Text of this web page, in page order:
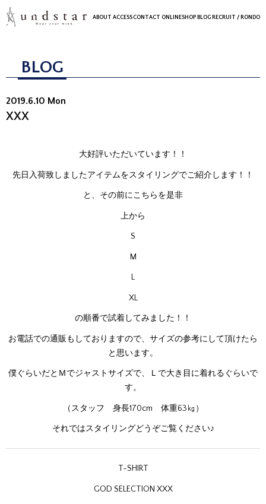
ABOUT ACCESSCONTACT ONLINESHOP BLOG RECRUIT / RONDO
BLOG
2019.6.10 Mon
XXX
大好評いただいています！！
先日入荷致しましたアイテムをスタイリングでご紹介します！！
と、その前にこちらを是非
上から
S
M
L
XL
の順番で試着してみました！！
お電話での通販もしておりますので、サイズの参考にして頂けたら
と思います。
僕ぐらいだとＭでジャストサイズで、Ｌで大き目に着れるぐらいで
す。
（スタッフ 身長170cm 体重63㎏）
それではスタイリングどうぞご覧ください♪
T-SHIRT
GOD SELECTION XXX